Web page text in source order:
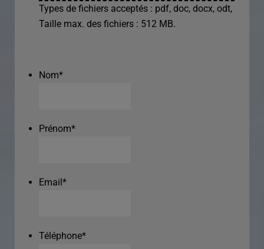
Types de fichiers acceptés : pdf, doc, docx, odt,
Taille max. des fichiers : 512 MB.
Nom*
Prénom*
Email*
Téléphone*